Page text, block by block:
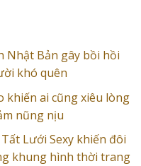
Nhật Bản gây bồi hồi
khó quên
khiến ai cũng xiêu lòng
nũng nịu
Lưới Sexy khiến đôi
khung hình thời trang